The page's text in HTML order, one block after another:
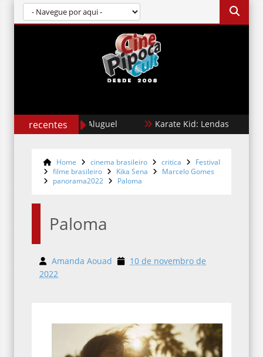
recentes
Cães de Aluguel Karate Kid: Lendas
Home cinema brasileiro critica
Festival
filme brasileiro
Kika Sena
Marcelo Gomes
panorama2022
Paloma
Paloma
Amanda Aouad
10 de novembro de
2022